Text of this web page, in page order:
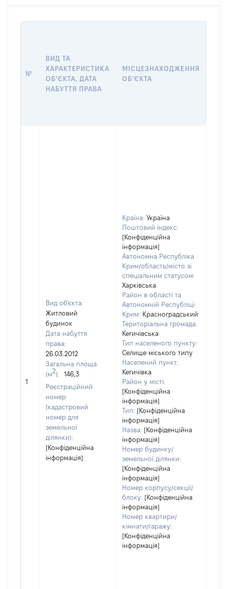
№
ВИД ТА
ХАРАКТЕРИСТИКА
ОБʼЄКТА, ДАТА
НАБУТТЯ ПРАВА
МІСЦЕЗНАХОДЖЕННЯ
ОБʼЄКТА
1
Вид об'єкта:
Житловий
будинок
Дата набуття
права:
26.03.2012
Загальна площа
(м2):
146,3
Реєстраційний
номер
(кадастровий
номер для
земельної
ділянки):
[Конфіденційна
інформація]
Країна: Україна
Поштовий індекс:
[Конфіденційна
інформація]
Автономна Республіка
Крим/область/місто зі
спеціальним статусом:
Харківська
Район в області та
Автономній Республіці
Крим: Красноградський
Територіальна громада:
Кегичівська
Тип населеного пункту:
Селище міського типу
Населений пункт:
Кегичівка
Район у місті:
[Конфіденційна
інформація]
Тип: [Конфіденційна
інформація]
Назва: [Конфіденційна
інформація]
Номер будинку/
земельної ділянки:
[Конфіденційна
інформація]
Номер корпусу/секції/
блоку: [Конфіденційна
інформація]
Номер квартири/
кімнати/гаражу:
[Конфіденційна
інформація]